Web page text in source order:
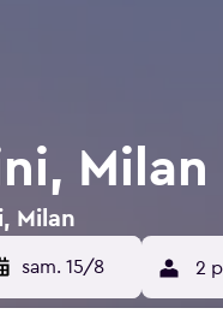
Milan
Milan
sam. 15/8 2